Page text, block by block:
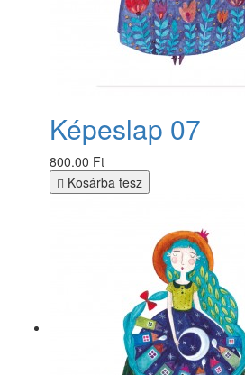
Képeslap 07
800.00 Ft
Kosárba tesz